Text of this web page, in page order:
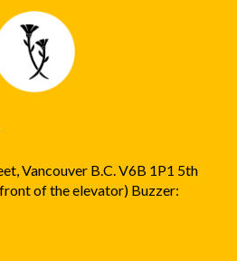
Vancouver B.C. V6B 1P1 5th
of the elevator) Buzzer: